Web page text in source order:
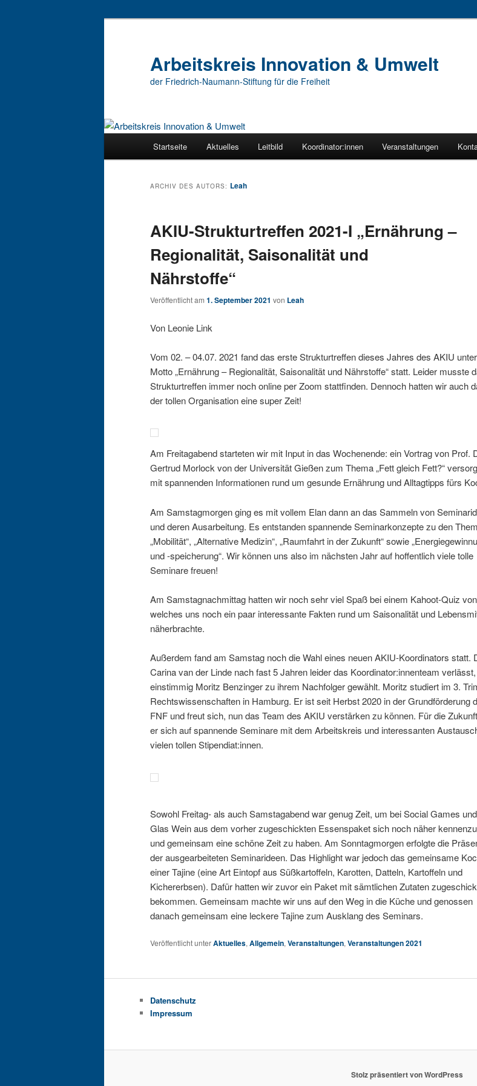
Arbeitskreis Innovation & Umwelt
der Friedrich-Naumann-Stiftung für die Freiheit
Startseite Aktuelles Leitbild Koordinator:innen Veranstaltungen
ARCHIV DES AUTORS: Leah
AKIU-Strukturtreffen 2021-I „Ernährung –
Regionalität, Saisonalität und
Nährstoffe“
Veröffentlicht am 1. September 2021 von Leah
Von Leonie Link
Vom 02. – 04.07. 2021 fand das erste Strukturtreffen dieses Jahres des AKIU
Motto „Ernährung – Regionalität, Saisonalität und Nährstoffe“ statt. Leider musste
Strukturtreffen immer noch online per Zoom stattfinden. Dennoch hatten wir auch
der tollen Organisation eine super Zeit!
Am Freitagabend starteten wir mit Input in das Wochenende: ein Vortrag von Prof.
Gertrud Morlock von der Universität Gießen zum Thema „Fett gleich Fett?“
mit spannenden Informationen rund um gesunde Ernährung und Alltagtipps fürs
Am Samstagmorgen ging es mit vollem Elan dann an das Sammeln von
und deren Ausarbeitung. Es entstanden spannende Seminarkonzepte zu den
„Mobilität“, „Alternative Medizin“, „Raumfahrt in der Zukunft“ sowie
und -speicherung“. Wir können uns also im nächsten Jahr auf hoffentlich viele tolle
Seminare freuen!
Am Samstagnachmittag hatten wir noch sehr viel Spaß bei einem Kahoot-Quiz
welches uns noch ein paar interessante Fakten rund um Saisonalität und
näherbrachte.
Außerdem fand am Samstag noch die Wahl eines neuen AKIU-Koordinators statt.
Carina van der Linde nach fast 5 Jahren leider das Koordinator:innenteam
einstimmig Moritz Benzinger zu ihrem Nachfolger gewählt. Moritz studiert im 3.
Rechtswissenschaften in Hamburg. Er ist seit Herbst 2020 in der Grundförderung
FNF und freut sich, nun das Team des AKIU verstärken zu können. Für die
er sich auf spannende Seminare mit dem Arbeitskreis und interessanten
vielen tollen Stipendiat:innen.
Sowohl Freitag- als auch Samstagabend war genug Zeit, um bei Social Games
Glas Wein aus dem vorher zugeschickten Essenspaket sich noch näher
und gemeinsam eine schöne Zeit zu haben. Am Sonntagmorgen erfolgte die
der ausgearbeiteten Seminarideen. Das Highlight war jedoch das gemeinsame
einer Tajine (eine Art Eintopf aus Süßkartoffeln, Karotten, Datteln, Kartoffeln und
Kichererbsen). Dafür hatten wir zuvor ein Paket mit sämtlichen Zutaten
bekommen. Gemeinsam machte wir uns auf den Weg in die Küche und genossen
danach gemeinsam eine leckere Tajine zum Ausklang des Seminars.
Veröffentlicht unterAktuelles,Allgemein,Veranstaltungen,Veranstaltungen 2021
Datenschutz
Impressum
Stolz präsentiert von WordPress